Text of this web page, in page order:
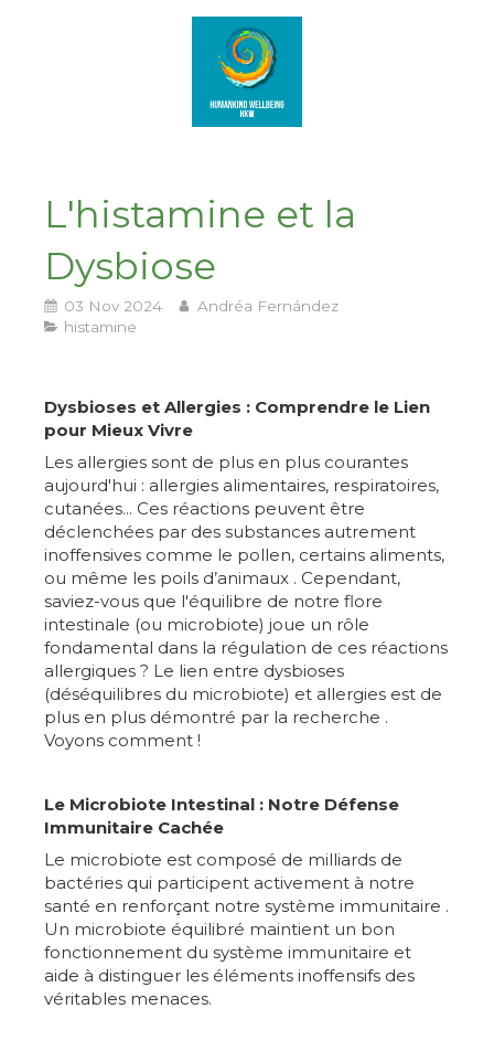
L'histamine et la
Dysbiose
03 Nov 2024
Andréa Fernández
histamine
Dysbioses et Allergies : Comprendre le Lien
pour Mieux Vivre
Les allergies sont de plus en plus courantes
aujourd'hui : allergies alimentaires, respiratoires,
cutanées... Ces réactions peuvent être
déclenchées par des substances autrement
inoffensives comme le pollen, certains aliments,
ou même les poils d’animaux . Cependant,
saviez-vous que l'équilibre de notre flore
intestinale (ou microbiote) joue un rôle
fondamental dans la régulation de ces réactions
allergiques ? Le lien entre dysbioses
(déséquilibres du microbiote) et allergies est de
plus en plus démontré par la recherche .
Voyons comment !
Le Microbiote Intestinal : Notre Défense
Immunitaire Cachée
Le microbiote est composé de milliards de
bactéries qui participent activement à notre
santé en renforçant notre système immunitaire ️.
Un microbiote équilibré maintient un bon
fonctionnement du système immunitaire et
aide à distinguer les éléments inoffensifs des
véritables menaces.